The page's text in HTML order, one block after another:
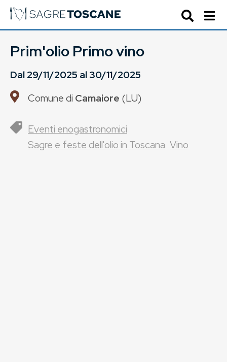
Prim'olio Primo vino
Dal29/11/2025 al30/11/2025
Comune di Camaiore (LU)
Eventi enogastronomici
Sagre e feste dell'olio in Toscana Vino